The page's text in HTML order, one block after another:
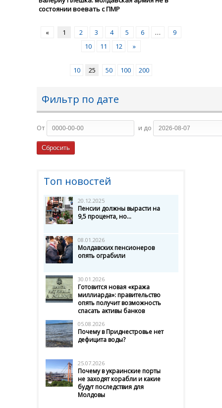
состоянии воевать с ПМР
« 1 2 3 4 5 6 …
9
10
11 12 »
10 25 50 100 200
Фильтр по дате
От и до
Топ новостей
20.12.2025
Пенсии должны вырасти на
9,5 процента, но...
08.01.2026
Молдавских пенсионеров
опять ограбили
30.01.2026
Готовится новая «кража
миллиарда»: правительство
опять получит возможность
спасать активы банков
05.08.2026
Почему в Приднестровье нет
дефицита воды?
25.07.2026
Почему в украинские порты
не заходят корабли и какие
будут последствия для
Молдовы